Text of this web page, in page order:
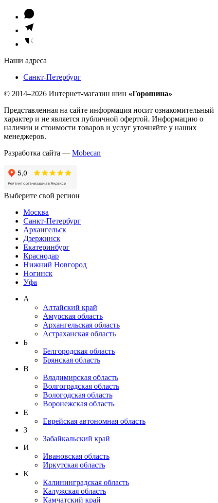
Наши адреса
Санкт-Петербург
© 2014–2026 Интернет-магазин шин «Горошина»
Представленная на сайте информация носит ознакомительный
характер и не является публичной офертой. Информацию о
наличии и стоимости товаров и услуг уточняйте у наших
менеджеров.
Разработка сайта — Mobecan
Выберите свой регион
Москва
Санкт-Петербург
Архангельск
Дзержинск
Екатеринбург
Краснодар
Нижний Новгород
Ногинск
Уфа
А
Алтайский край
Амурская область
Архангельская область
Астраханская область
Б
Белгородская область
Брянская область
В
Владимирская область
Волгоградская область
Вологодская область
Воронежская область
Е
Еврейская автономная область
З
Забайкальский край
И
Ивановская область
Иркутская область
К
Калининградская область
Калужская область
Камчатский край